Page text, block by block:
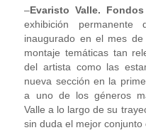
–Evaristo Valle.
exhibición
inaugurado en el mes
montaje temáticas tan
del artista como las
nueva sección en la
a uno de los géneros
Valle a lo largo de su
sin duda el mejor